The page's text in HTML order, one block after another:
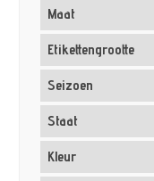
Maat
Etikettengrootte
Seizoen
Staat
Kleur